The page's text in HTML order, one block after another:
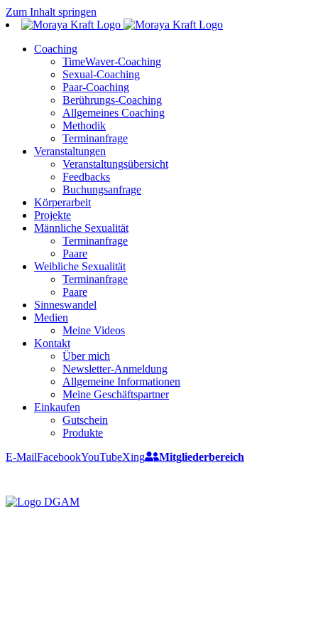
Zum Inhalt springen
Coaching
TimeWaver-Coaching
Sexual-Coaching
Paar-Coaching
Berührungs-Coaching
Allgemeines Coaching
Methodik
Terminanfrage
Veranstaltungen
Veranstaltungsübersicht
Feedbacks
Buchungsanfrage
Körperarbeit
Projekte
Männliche Sexualität
Terminanfrage
Paare
Weibliche Sexualität
Terminanfrage
Paare
Sinneswandel
Medien
Meine Videos
Kontakt
Über mich
Newsletter-Anmeldung
Allgemeine Informationen
Meine Geschäftspartner
Einkaufen
Gutschein
Produkte
E-MailFacebookYouTubeXing Mitgliederbereich